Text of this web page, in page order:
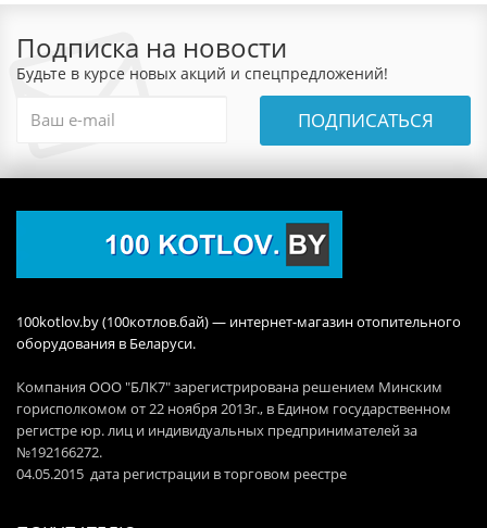
Подписка на новости
Будьте в курсе новых акций и спецпредложений!
ПОДПИСАТЬСЯ
100kotlov.by (100котлов.бай) — интернет-магазин отопительного
оборудования в Беларуси.
Компания ООО "БЛК7" зарегистрирована решением Минским
горисполкомом от 22 ноября 2013г., в Едином государственном
регистре юр. лиц и индивидуальных предпринимателей за
№192166272.
04.05.2015 дата регистрации в торговом реестре